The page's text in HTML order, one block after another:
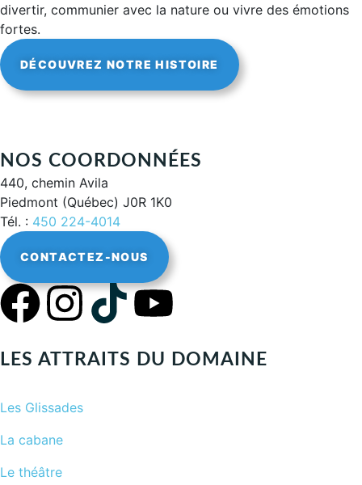
divertir, communier avec la nature ou vivre des émotions
fortes.
DÉCOUVREZ NOTRE HISTOIRE
NOS COORDONNÉES
440, chemin Avila
Piedmont (Québec) J0R 1K0
Tél. : 450 224-4014
CONTACTEZ-NOUS
LES ATTRAITS DU DOMAINE
Les Glissades
La cabane
Le théâtre